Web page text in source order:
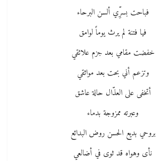
فباحت بسرِّي ألسن البرحاء
فيا فتنة لم يرث يوماً لوامق
خفضت مقامي بعد جزم علائقي
وتزعم أني بحت بعد مواثقي
أتخفى على العذّال حالة عاشق
وعبرته ممزوجة بدماء
بروحي بديع الحسن روض البدائع
نأى وهواه قد ثوى في أضالعي